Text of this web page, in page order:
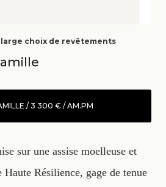
large choix de revêtements
/ 3 300 € / AM.PM
sur une assise moelleuse et
Haute Résilience, gage de tenue